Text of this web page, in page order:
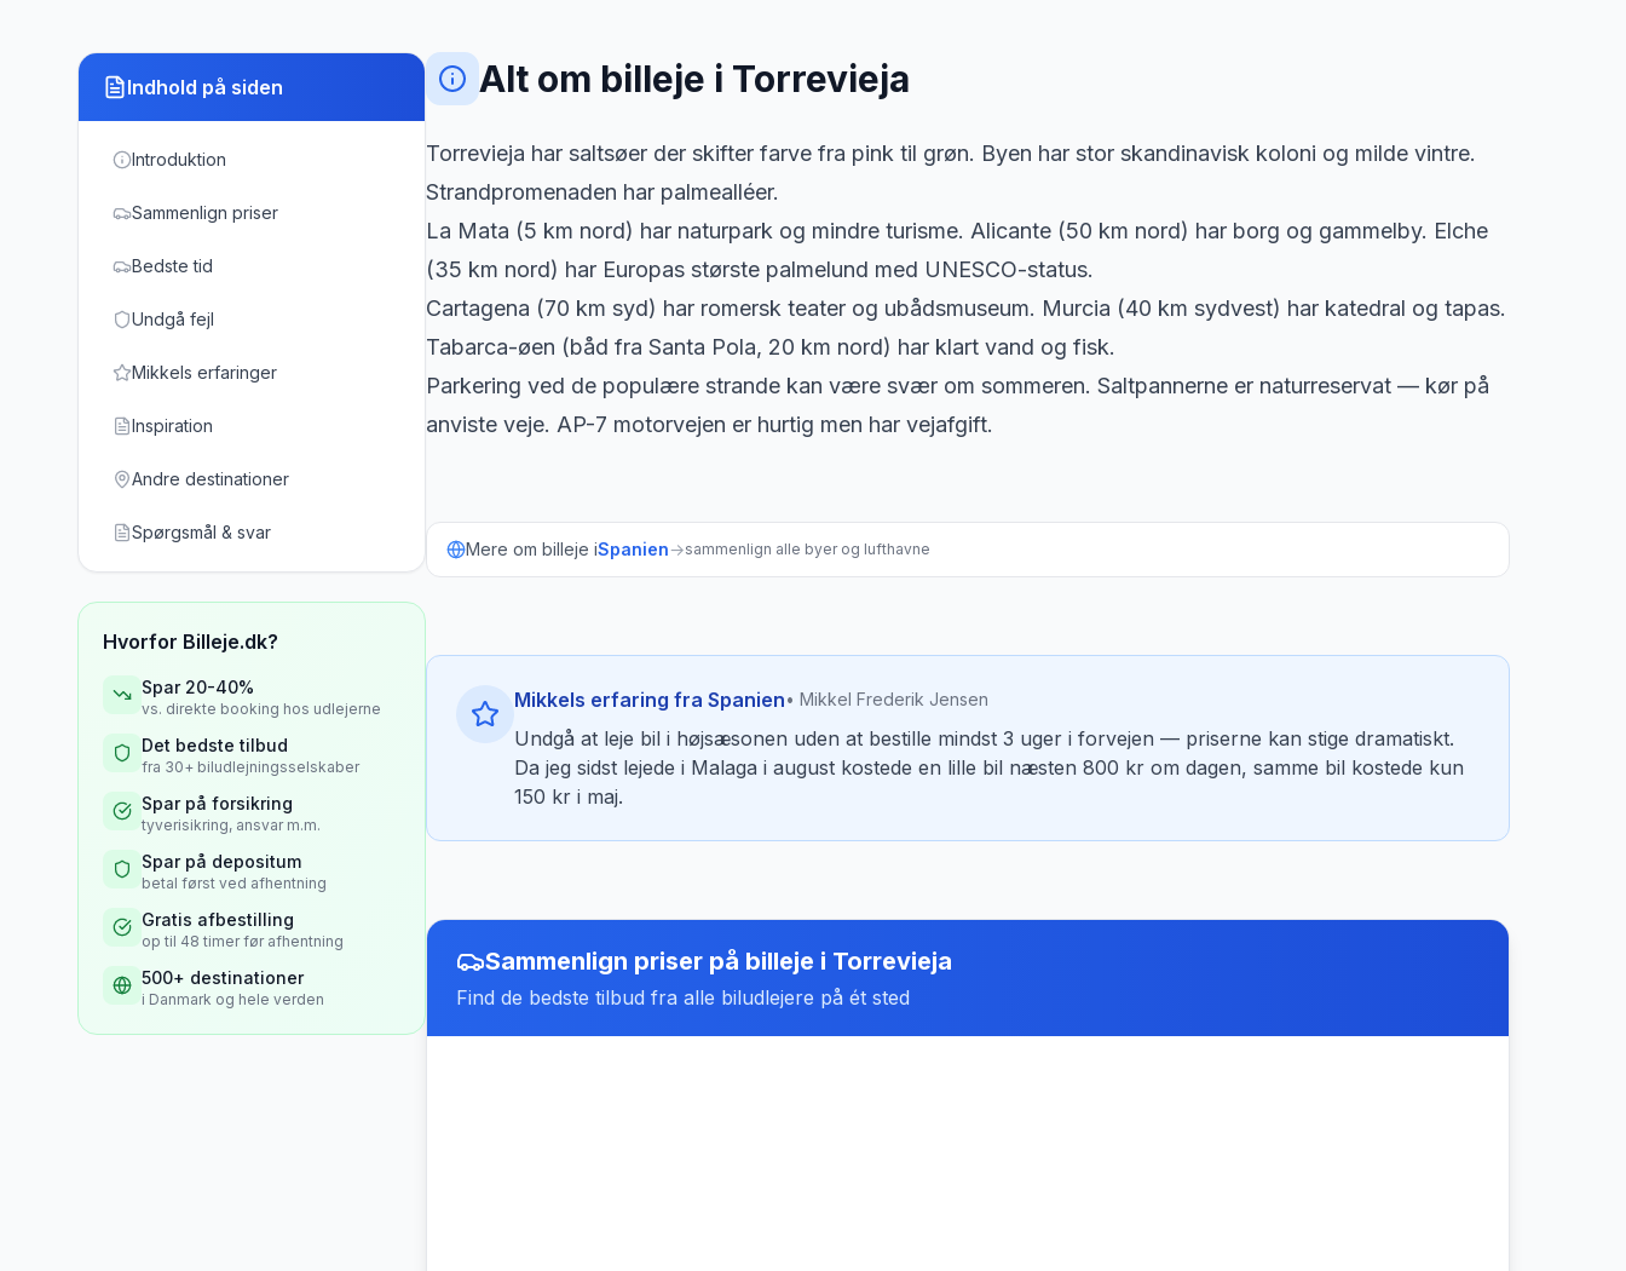
Indhold på siden
Introduktion
Sammenlign priser
Bedste tid
Undgå fejl
Mikkels erfaringer
Inspiration
Andre destinationer
Spørgsmål & svar
Hvorfor Billeje.dk?
Spar 20-40%
vs. direkte booking hos udlejerne
Det bedste tilbud
fra 30+ biludlejningsselskaber
Spar på forsikring
tyverisikring, ansvar m.m.
Spar på depositum
betal først ved afhentning
Gratis afbestilling
op til 48 timer før afhentning
500+ destinationer
i Danmark og hele verden
Alt om billeje i Torrevieja
Torrevieja har saltsøer der skifter farve fra pink til grøn. Byen har stor skandinavisk koloni og milde vintre.
Strandpromenaden har palmealléer.
La Mata (5 km nord) har naturpark og mindre turisme. Alicante (50 km nord) har borg og gammelby. Elche
(35 km nord) har Europas største palmelund med UNESCO-status.
Cartagena (70 km syd) har romersk teater og ubådsmuseum. Murcia (40 km sydvest) har katedral og tapas.
Tabarca-øen (båd fra Santa Pola, 20 km nord) har klart vand og fisk.
Parkering ved de populære strande kan være svær om sommeren. Saltpannerne er naturreservat — kør på
anviste veje. AP-7 motorvejen er hurtig men har vejafgift.
Mere om billeje iSpanien→sammenlign alle byer og lufthavne
Mikkels erfaring fra Spanien• Mikkel Frederik Jensen
Undgå at leje bil i højsæsonen uden at bestille mindst 3 uger i forvejen — priserne kan stige dramatiskt.
Da jeg sidst lejede i Malaga i august kostede en lille bil næsten 800 kr om dagen, samme bil kostede kun
150 kr i maj.
Sammenlign priser på billeje i Torrevieja
Find de bedste tilbud fra alle biludlejere på ét sted